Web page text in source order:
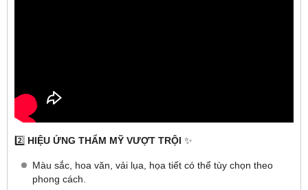
2️⃣ HIỆU ỨNG THẨM MỸ VƯỢT TRỘI ✨
Màu sắc, hoa văn, vải lụa, họa tiết có thể tùy chọn theo
phong cách.